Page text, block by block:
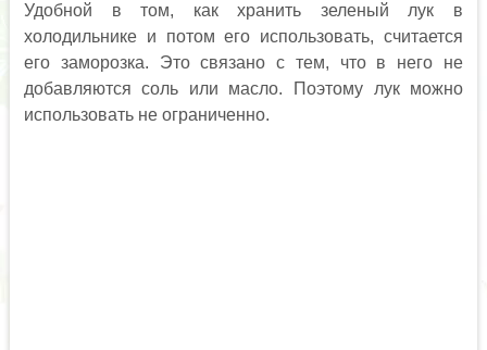
Удобной в том, как хранить зеленый лук в
холодильнике и потом его использовать, считается
его заморозка. Это связано с тем, что в него не
добавляются соль или масло. Поэтому лук можно
использовать не ограниченно.